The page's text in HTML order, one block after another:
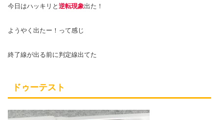
今日はハッキリと 逆転現象出た！
ようやく出たー！って感じ
終了線が出る前に判定線出てた
ドゥーテスト